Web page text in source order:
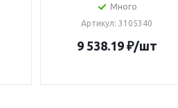
Много
Артикул: 3105340
9 538.19₽/шт